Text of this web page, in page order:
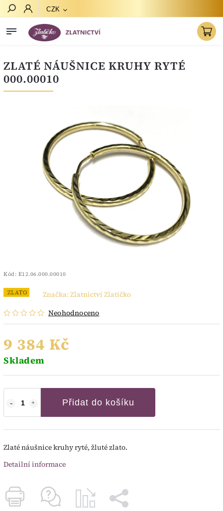
CZK
ZLATÉ NÁUŠNICE KRUHY RYTÉ
000.00010
Kód: E12.06.000.00010
ZLATO
Neohodnoceno
Značka: Zlatnictví Zlatíčko
9 384 Kč
Skladem
Přidat do košíku
Zlaté náušnice kruhy ryté, žluté zlato.
Detailní informace